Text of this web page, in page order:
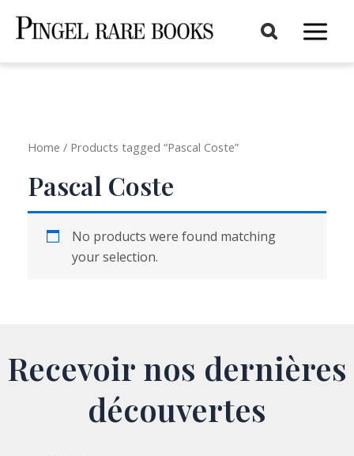
Main
Home / Products tagged “Pascal Coste”
Pascal Coste
No products were found matching
your selection.
Recevoir nos dernières
découvertes